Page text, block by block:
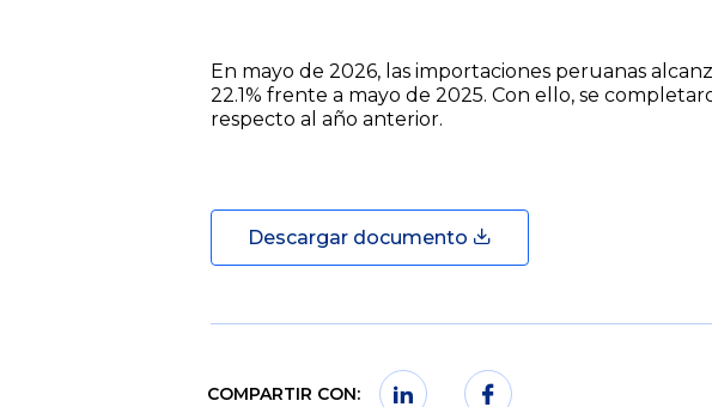
En mayo de 2026, las importaciones peruanas
22.1% frente a mayo de 2025. Con ello, se
respecto al año anterior.
Descargar documento
COMPARTIR CON: